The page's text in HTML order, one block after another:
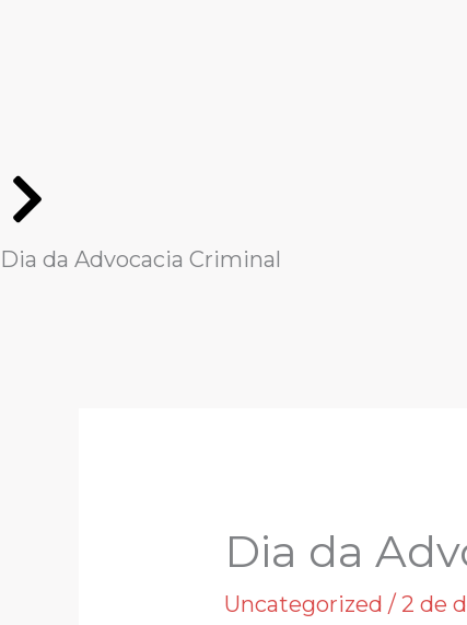
Dia da Advocacia Criminal
Dia da
Uncategorized / 2 de